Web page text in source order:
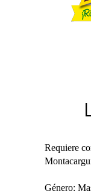
Requiere
Género: